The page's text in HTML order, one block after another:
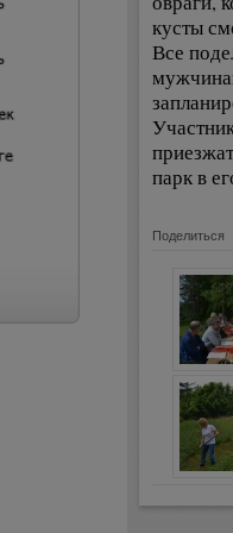
кусты
Все
парк в
Поделиться